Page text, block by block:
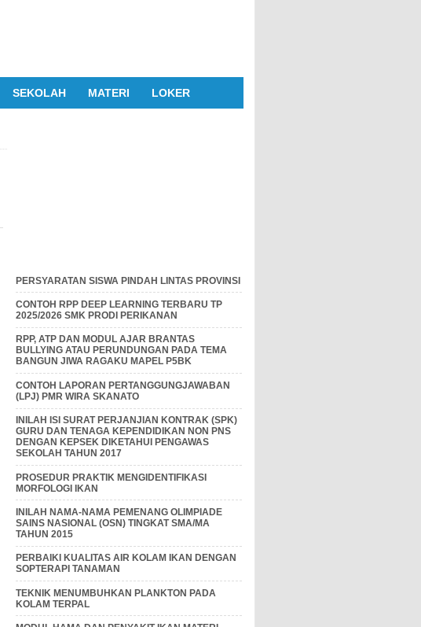
SEKOLAH MATERI LOKER
PERSYARATAN SISWA PINDAH LINTAS PROVINSI
CONTOH RPP DEEP LEARNING TERBARU TP
2025/2026 SMK PRODI PERIKANAN
RPP, ATP DAN MODUL AJAR BRANTAS
BULLYING ATAU PERUNDUNGAN PADA TEMA
BANGUN JIWA RAGAKU MAPEL P5BK
CONTOH LAPORAN PERTANGGUNGJAWABAN
(LPJ) PMR WIRA SKANATO
INILAH ISI SURAT PERJANJIAN KONTRAK (SPK)
GURU DAN TENAGA KEPENDIDIKAN NON PNS
DENGAN KEPSEK DIKETAHUI PENGAWAS
SEKOLAH TAHUN 2017
PROSEDUR PRAKTIK MENGIDENTIFIKASI
MORFOLOGI IKAN
INILAH NAMA-NAMA PEMENANG OLIMPIADE
SAINS NASIONAL (OSN) TINGKAT SMA/MA
TAHUN 2015
PERBAIKI KUALITAS AIR KOLAM IKAN DENGAN
SOPTERAPI TANAMAN
TEKNIK MENUMBUHKAN PLANKTON PADA
KOLAM TERPAL